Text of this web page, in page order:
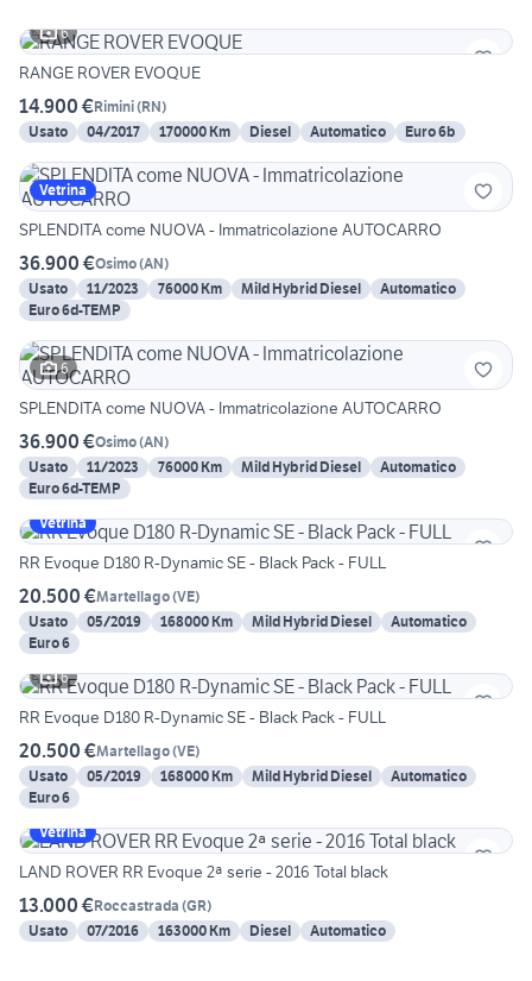
6
RANGE ROVER EVOQUE
14.900 €Rimini(RN)
Usato
04/2017 170000 Km Diesel Automatico Euro 6b
Vetrina
SPLENDITA come NUOVA - Immatricolazione AUTOCARRO
36.900 €Osimo(AN)
Usato
11/2023 76000 Km Mild Hybrid Diesel
Automatico
Euro 6d-TEMP
6
SPLENDITA come NUOVA - Immatricolazione AUTOCARRO
36.900 €Osimo(AN)
Usato
11/2023 76000 Km Mild Hybrid Diesel
Automatico
Euro 6d-TEMP
Vetrina
RR Evoque D180 R-Dynamic SE - Black Pack - FULL
20.500 €Martellago(VE)
Usato
05/2019 168000 Km Mild Hybrid Diesel
Automatico
Euro 6
6
RR Evoque D180 R-Dynamic SE - Black Pack - FULL
20.500 €Martellago(VE)
Usato
05/2019 168000 Km Mild Hybrid Diesel
Automatico
Euro 6
Vetrina
LAND ROVER RR Evoque 2ª serie - 2016 Total black
13.000 €Roccastrada (GR)
Usato
07/2016 163000 Km Diesel Automatico